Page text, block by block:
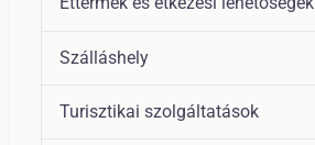
Szálláshely
Turisztikai szolgáltatások